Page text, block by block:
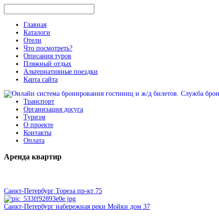
Главная
Каталоги
Отели
Что посмотреть?
Описания туров
Пляжный отдых
Альтернативные поездки
Карта сайта
Транспорт
Организация досуга
Туризм
О проекте
Контакты
Оплата
Аренда квартир
Санкт-Петербург Тореза пр-кт 75
Санкт-Петербург набережная реки Мойки дом 37